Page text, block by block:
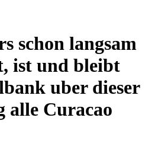
schon langsam
ist und bleibt
uber dieser
alle Curacao